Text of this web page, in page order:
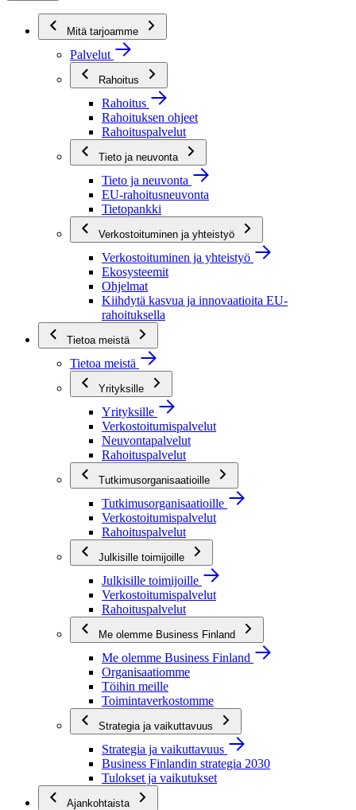
Mitä tarjoamme
Palvelut
Rahoitus
Rahoitus
Rahoituksen ohjeet
Rahoituspalvelut
Tieto ja neuvonta
Tieto ja neuvonta
EU-rahoitusneuvonta
Tietopankki
Verkostoituminen ja yhteistyö
Verkostoituminen ja yhteistyö
Ekosysteemit
Ohjelmat
Kiihdytä kasvua ja innovaatioita EU-
rahoituksella
Tietoa meistä
Tietoa meistä
Yrityksille
Yrityksille
Verkostoitumispalvelut
Neuvontapalvelut
Rahoituspalvelut
Tutkimusorganisaatioille
Tutkimusorganisaatioille
Verkostoitumispalvelut
Rahoituspalvelut
Julkisille toimijoille
Julkisille toimijoille
Verkostoitumispalvelut
Rahoituspalvelut
Me olemme Business Finland
Me olemme Business Finland
Organisaatiomme
Töihin meille
Toimintaverkostomme
Strategia ja vaikuttavuus
Strategia ja vaikuttavuus
Business Finlandin strategia 2030
Tulokset ja vaikutukset
Ajankohtaista